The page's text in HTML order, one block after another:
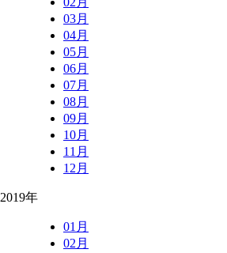
03月
04月
05月
06月
07月
08月
09月
10月
11月
12月
2019年
01月
02月